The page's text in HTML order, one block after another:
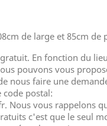
de large et 85cm de
En fonction du
pouvons vous
nous faire une
postal:
Nous vous rappelons
c'est que le seul